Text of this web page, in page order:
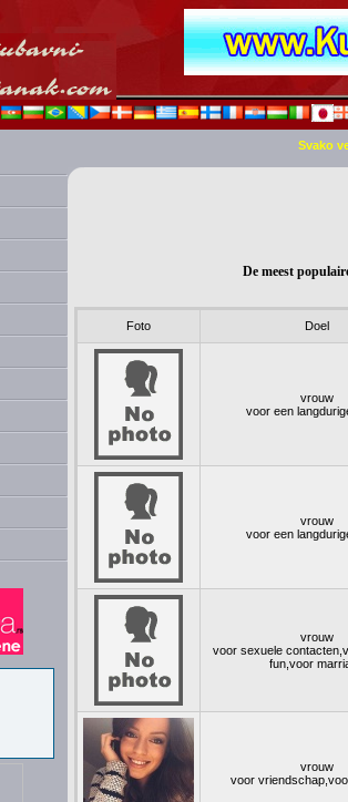
Svako
De meest
Foto Doel
vrouw
voor een
vrouw
voor een
vrouw
voor sexuele
fun,voor
vrouw
voor